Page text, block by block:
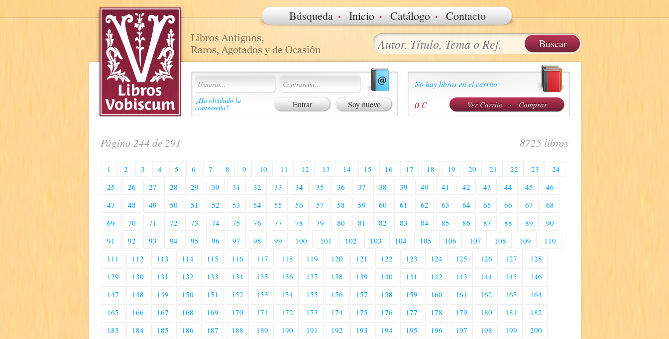
Búsqueda · Inicio · Catálogo · Contacto
¿Ha olvidado la
contraseña? Soy nuevo
No hay libros en el carrito
Ver Carrito · Comprar
0 €
Página 244 de 291 8725 libros
1 2 3 4 5 6 7 8 9 10 11 12 13 14 15 16 17 18 19 20 21 22 23
24
25
26 27 28 29 30 31 32 33 34 35 36 37 38 39 40 41 42 43 44 45
46
47
48 49 50 51 52 53 54 55 56 57 58 59 60 61 62 63 64 65 66 67
68
69
70 71 72 73 74 75 76 77 78 79 80 81 82 83 84 85 86 87 88 89
90
91
92 93 94 95 96 97 98 99 100 101 102 103 104 105 106 107 108 109
110
111
112 113 114 115 116 117 118 119 120 121 122 123 124 125 126 127
128
129
130 131 132 133 134 135 136 137 138 139 140 141 142 143 144 145
146
147
148 149 150 151 152 153 154 155 156 157 158 159 160 161 162 163
164
165
166 167 168 169 170 171 172 173 174 175 176 177 178 179 180 181
182
183
184 185 186 187 188 189 190 191 192 193 194 195 196 197 198 199
200